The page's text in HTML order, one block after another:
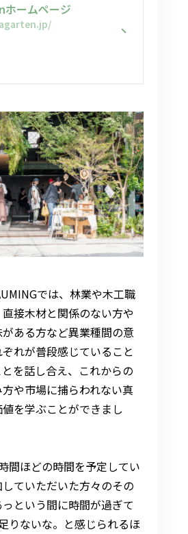
ームページ
では、林業や木工職
接木材と関係のない方や
ある方など異業種間の意
れが普段感じていること
を話し合え、これからの
や市場に捕らわれない真
を学ぶことができまし
間ほどの時間を予定してい
ていただいた方々のその
という間に時間が過ぎて
りないな。と感じられるほ